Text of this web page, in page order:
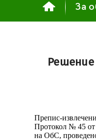
За
Препис-
Протокол № 45 от
на ОбС,